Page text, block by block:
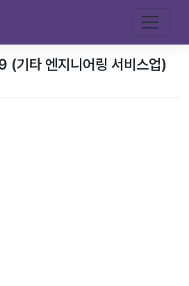
(기타 엔지니어링 서비스업)